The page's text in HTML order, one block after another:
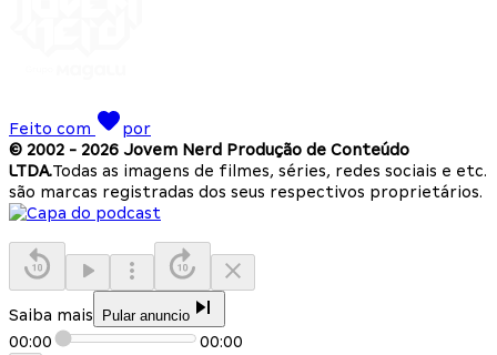
Feito com
por
© 2002 - 2026 Jovem Nerd Produção de Conteúdo
LTDA.Todas as imagens de filmes, séries, redes sociais e etc.
são marcas registradas dos seus respectivos proprietários.
Saiba mais Pular anuncio
00:00 00:00